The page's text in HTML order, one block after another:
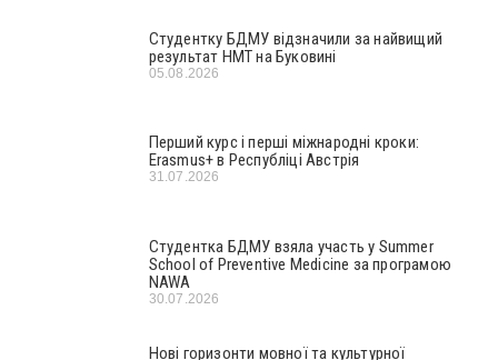
Студентку БДМУ відзначили за найвищий
результат НМТ на Буковині
05.08.2026
Перший курс і перші міжнародні кроки:
Erasmus+ в Республіці Австрія
31.07.2026
Студентка БДМУ взяла участь у Summer
School of Preventive Medicine за програмою
NAWA
30.07.2026
Нові горизонти мовної та культурної